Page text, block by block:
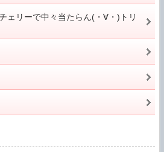
ェリーで中々当たらん(・∀・)トリ